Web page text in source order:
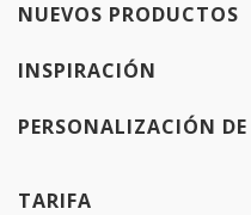
NUEVOS PRODUCTOS
INSPIRACIÓN
PERSONALIZACIÓN
TARIFA